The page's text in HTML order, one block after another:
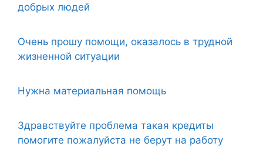
добрых людей
Очень прошу помощи, оказалось в трудной
жизненной ситуации
Нужна материальная помощь
Здравствуйте проблема такая кредиты
помогите пожалуйста не берут на работу